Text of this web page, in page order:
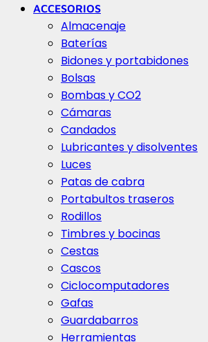
ACCESORIOS
Almacenaje
Baterías
Bidones y portabidones
Bolsas
Bombas y CO2
Cámaras
Candados
Lubricantes y disolventes
Luces
Patas de cabra
Portabultos traseros
Rodillos
Timbres y bocinas
Cestas
Cascos
Ciclocomputadores
Gafas
Guardabarros
Herramientas